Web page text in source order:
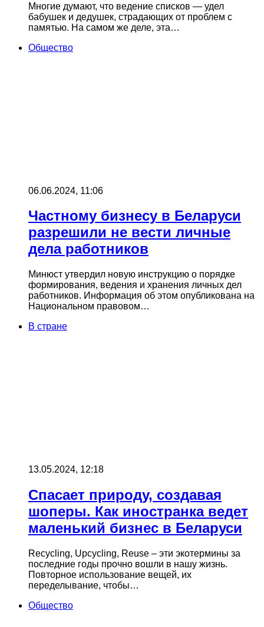
Многие думают, что ведение списков — удел
бабушек и дедушек, страдающих от проблем с
памятью. На самом же деле, эта…
Общество
06.06.2024, 11:06
Частному бизнесу в Беларуси
разрешили не вести личные
дела работников
Минюст утвердил новую инструкцию о порядке
формирования, ведения и хранения личных дел
работников. Информация об этом опубликована на
Национальном правовом…
В стране
13.05.2024, 12:18
Спасает природу, создавая
шоперы. Как иностранка ведет
маленький бизнес в Беларуси
Recycling, Upcycling, Reuse – эти экотермины за
последние годы прочно вошли в нашу жизнь.
Повторное использование вещей, их
переделывание, чтобы…
Общество